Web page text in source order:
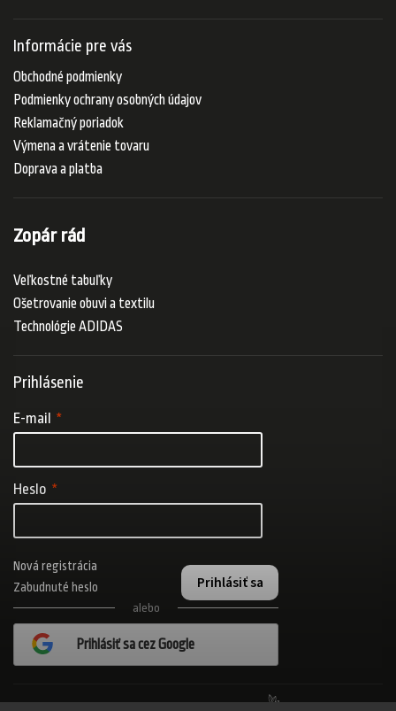
Informácie pre vás
Obchodné podmienky
Podmienky ochrany osobných údajov
Reklamačný poriadok
Výmena a vrátenie tovaru
Doprava a platba
Zopár rád
Veľkostné tabuľky
Ošetrovanie obuvi a textilu
Technológie ADIDAS
Prihlásenie
E-mail
Heslo
Prihlásiť sa
Nová registrácia
Zabudnuté heslo
alebo
Prihlásiť sa cez Google